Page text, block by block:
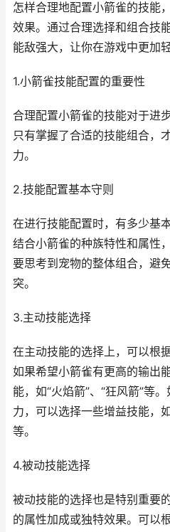
怎样合理地配置小箭雀的技能
效果。通过合理选择和组合技
能敌强大，让你在游戏中更加轻
1.小箭雀技能配置的重要性
合理配置小箭雀的技能对于进
只有掌握了合适的技能组合，
力。
2.技能配置基本守则
在进行技能配置时，有多少基
结合小箭雀的种族特性和属性
要思考到宠物的整体组合，避
突。
3.主动技能选择
在主动技能的选择上，可以根
如果希望小箭雀有更高的输出
能，如“火焰箭”、“狂风箭”等
力，可以选择一些增益技能，
等。
4.被动技能选择
被动技能的选择也是特别重要
的属性加成或独特效果。可以